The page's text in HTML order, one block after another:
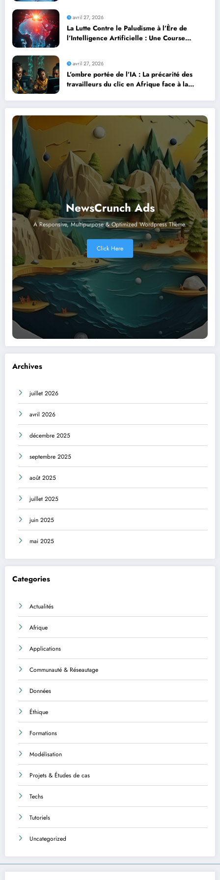
avril 27, 2026
La Lutte Contre le Paludisme à l’Ère de
l’Intelligence Artificielle : Une Course
avril 27, 2026
L’ombre portée de l’IA : La précarité des
travailleurs du clic en Afrique face à la
NewsCrunch Ads
A Responsive, Multipurpose & Optimized Wordpress Theme.
Click Here
Archives
juillet 2026
avril 2026
décembre 2025
septembre 2025
août 2025
juillet 2025
juin 2025
mai 2025
Categories
Actualités
Afrique
Applications
Communauté & Réseautage
Données
Éthique
Formations
Modélisation
Projets & Études de cas
Techs
Tutoriels
Uncategorized